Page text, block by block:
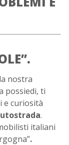
nostra
possiedi, ti
e curiosità
.
italiani
.